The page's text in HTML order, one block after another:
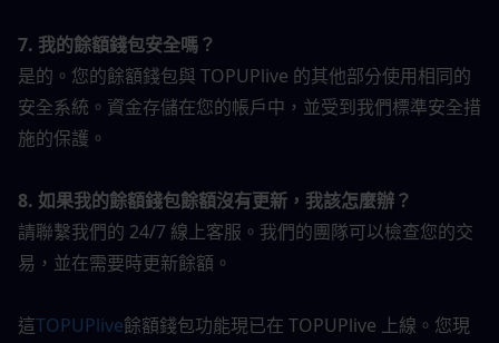
7. 我的餘額錢包安全嗎？
是的。您的餘額錢包與 TOPUPlive 的其他部分使用相同的
安全系統。資金存儲在您的帳戶中，並受到我們標準安全措
施的保護。
8. 如果我的餘額錢包餘額沒有更新，我該怎麼辦？
請聯繫我們的 24/7 線上客服。我們的團隊可以檢查您的交
易，並在需要時更新餘額。
這TOPUPlive餘額錢包功能現已在 TOPUPlive 上線。您現